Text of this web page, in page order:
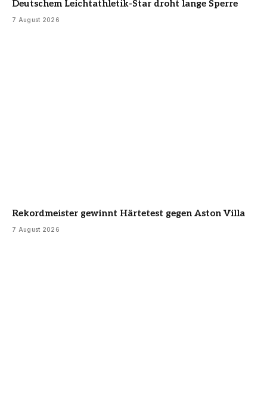
Deutschem Leichtathletik-Star droht lange Sperre
7 August 2026
Rekordmeister gewinnt Härtetest gegen Aston Villa
7 August 2026